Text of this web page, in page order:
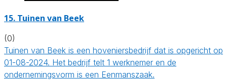
15. Tuinen van Beek
(0)
Tuinen van Beek is een hoveniersbedrijf dat is opgericht op
01-08-2024. Het bedrijf telt 1 werknemer en de
ondernemingsvorm is een Eenmanszaak.